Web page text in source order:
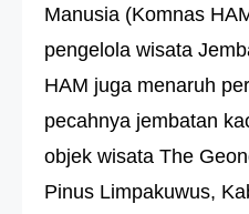
Manusia (Komnas
pengelola wisata
HAM juga menaruh
pecahnya jembatan
objek wisata The
Pinus Limpakuwus,